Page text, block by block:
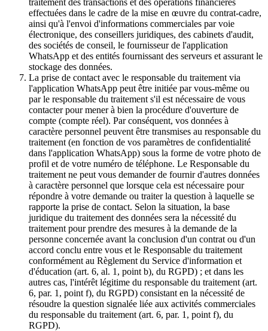
traitement des transactions et des opérations financières
effectuées dans le cadre de la mise en œuvre du contrat-cadre,
ainsi qu'à l'envoi d'informations commerciales par voie
électronique, des conseillers juridiques, des cabinets d'audit,
des sociétés de conseil, le fournisseur de l'application
WhatsApp et des entités fournissant des serveurs et assurant le
stockage des données.
La prise de contact avec le responsable du traitement via
l'application WhatsApp peut être initiée par vous-même ou
par le responsable du traitement s'il est nécessaire de vous
contacter pour mener à bien la procédure d'ouverture de
compte (compte réel). Par conséquent, vos données à
caractère personnel peuvent être transmises au responsable du
traitement (en fonction de vos paramètres de confidentialité
dans l'application WhatsApp) sous la forme de votre photo de
profil et de votre numéro de téléphone. Le Responsable du
traitement ne peut vous demander de fournir d'autres données
à caractère personnel que lorsque cela est nécessaire pour
répondre à votre demande ou traiter la question à laquelle se
rapporte la prise de contact. Selon la situation, la base
juridique du traitement des données sera la nécessité du
traitement pour prendre des mesures à la demande de la
personne concernée avant la conclusion d'un contrat ou d'un
accord conclu entre vous et le Responsable du traitement
conformément au Règlement du Service d'information et
d'éducation (art. 6, al. 1, point b), du RGPD) ; et dans les
autres cas, l'intérêt légitime du responsable du traitement (art.
6, par. 1, point f), du RGPD) consistant en la nécessité de
résoudre la question signalée liée aux activités commerciales
du responsable du traitement (art. 6, par. 1, point f), du
RGPD).